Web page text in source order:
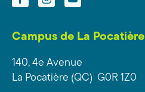
Campus de La Pocatière
140, 4e Avenue
La Pocatière (QC) G0R 1Z0